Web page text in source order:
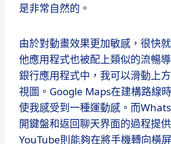
是非常自然的。
由於對動畫效果更加敏感，很快
他應用程式也被配上類似的流暢
銀行應用程式中，我可以滑動上
視圖。Google Maps在建構路線
使我感受到一種運動感。而
開鍵盤和返回聊天界面的過程提
YouTube則能夠在將手機轉向橫